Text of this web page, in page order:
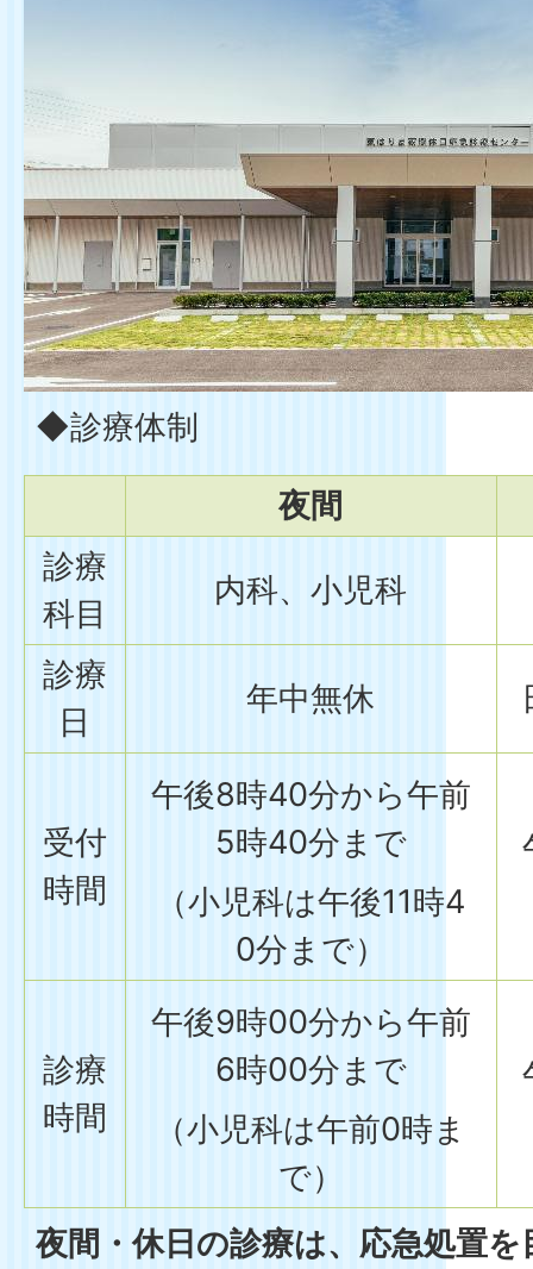
◆診療体制
夜間
診療
科目
内科、小児科
診療
日
年中無休
受付
時間
午後8時40分から午前
5時40分まで
（小児科は午後11時4
0分まで）
診療
時間
午後9時00分から午前
6時00分まで
（小児科は午前0時ま
で）
夜間・休日の診療は、応急処置